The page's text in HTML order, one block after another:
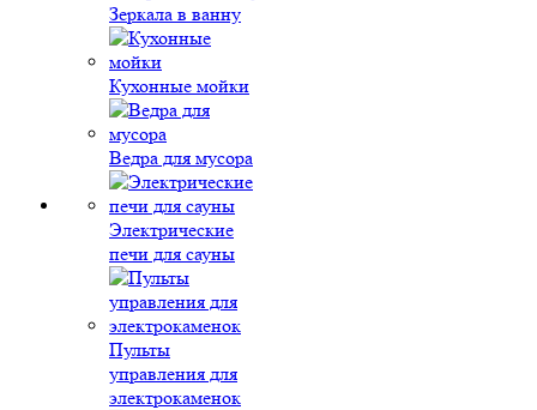
Зеркала в ванну
Кухонные мойки
Ведра для мусора
Электрические
печи для сауны
Пульты
управления для
электрокаменок